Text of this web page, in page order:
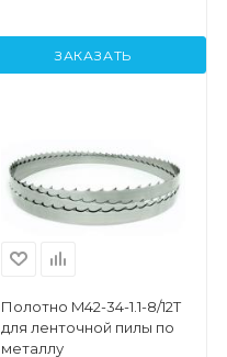
ЗАКАЗАТЬ
Полотно M42-34-1.1-8/12T
для ленточной пилы по
металлу